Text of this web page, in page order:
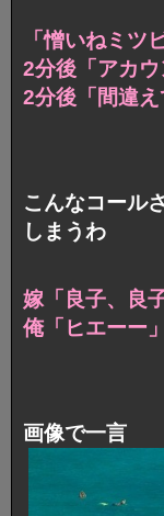
「憎いねミツ
2分後「アカウ
2分後「間違
こんなコール
しまうわ
嫁「良子、良
俺「ヒエー
画像で一言